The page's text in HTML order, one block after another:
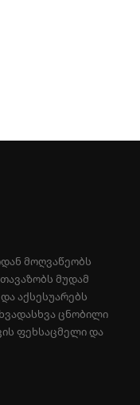
ᲛᲝᲦᲕᲐᲬᲔᲝᲑᲡ
ᲛᲣᲓᲐᲛ
ᲐᲥᲡᲔᲡᲣᲐᲠᲔᲑᲡ
ᲪᲜᲝᲑᲘᲚᲘ
ᲤᲔᲮᲡᲐᲪᲛᲔᲚᲘ ᲓᲐ